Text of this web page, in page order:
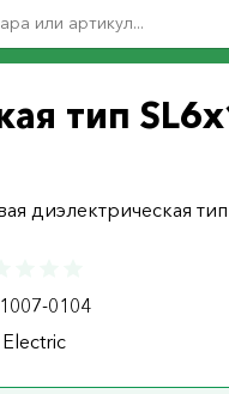
тип
диэлектрическая
0104